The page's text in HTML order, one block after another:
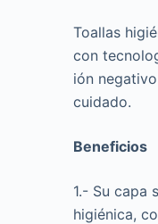
Toallas
con
ión
cuidado.
Beneficios
1.- Su capa
higiénica,